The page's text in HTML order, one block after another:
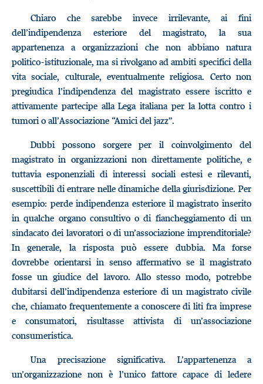
Chiaro che sarebbe invece irrilevante, ai fini
dell’indipendenza esteriore del magistrato, la sua
appartenenza a organizzazioni che non abbiano natura
politico-istituzionale, ma si rivolgano ad ambiti specifici della
vita sociale, culturale, eventualmente religiosa. Certo non
pregiudica l’indipendenza del magistrato essere iscritto e
attivamente partecipe alla Lega italiana per la lotta contro i
tumori o all’Associazione “Amici del jazz”.
Dubbi possono sorgere per il coinvolgimento del
magistrato in organizzazioni non direttamente politiche, e
tuttavia esponenziali di interessi sociali estesi e rilevanti,
suscettibili di entrare nelle dinamiche della giurisdizione. Per
esempio: perde indipendenza esteriore il magistrato inserito
in qualche organo consultivo o di fiancheggiamento di un
sindacato dei lavoratori o di un’associazione imprenditoriale?
In generale, la risposta può essere dubbia. Ma forse
dovrebbe orientarsi in senso affermativo se il magistrato
fosse un giudice del lavoro. Allo stesso modo, potrebbe
dubitarsi dell’indipendenza esteriore di un magistrato civile
che, chiamato frequentemente a conoscere di liti fra imprese
e consumatori, risultasse attivista di un’associazione
consumeristica.
Una precisazione significativa. L’appartenenza a
un’organizzazione non è l’unico fattore capace di ledere